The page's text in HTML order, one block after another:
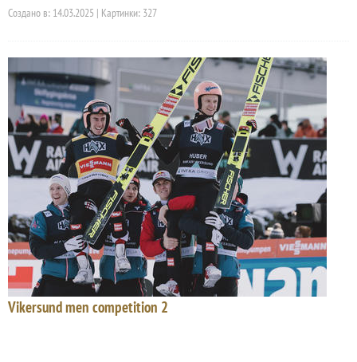
Создано в: 14.03.2025 | Картинки: 327
Vikersund men competition 2